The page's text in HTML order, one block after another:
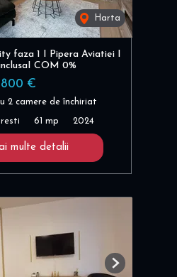
Harta
faza 1 I Pipera Aviatiei I
COM 0%
800 €
2 camere de închiriat
61 mp 2024
multe detalii
Next